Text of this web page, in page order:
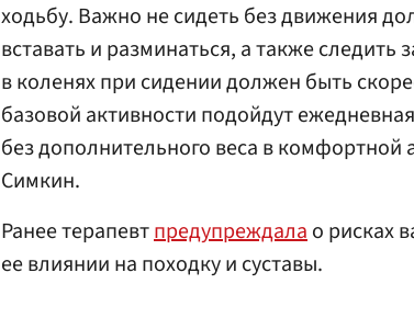
ходьбу. Важно не сидеть без движения
вставать и разминаться, а также следить
в коленях при сидении должен быть
базовой активности подойдут
без дополнительного веса в
Симкин.
Ранее терапевтпредупреждалао рисках
ее влиянии на походку и суставы.